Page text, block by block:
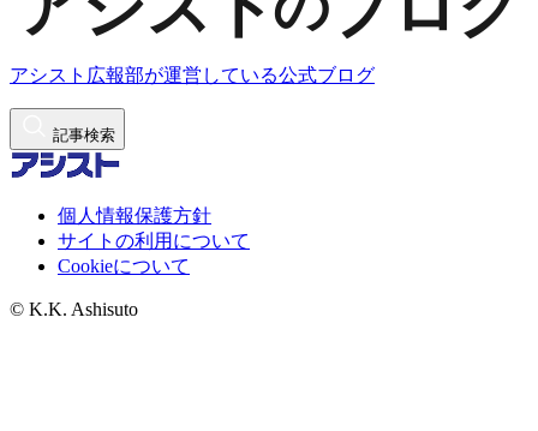
アシスト広報部が運営している公式ブログ
記事検索
個人情報保護方針
サイトの利用について
Cookieについて
© K.K. Ashisuto